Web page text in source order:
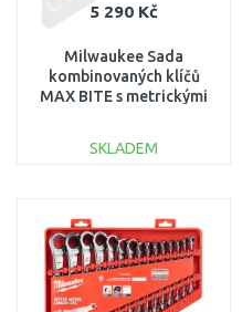
5 290 Kč
Milwaukee Sada
kombinovaných klíčů
MAX BITE s metrickými
SKLADEM
Porovnat